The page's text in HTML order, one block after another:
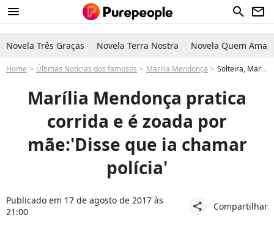
menu search newsletter
Novela Três Graças Novela Terra Nostra Novela Quem Ama
Home Últimas Notícias dos famosos Marilia Mendonça Solteira, Marília Mendonça corre e brinca sobre a mãe: 'Disse que ia chamar polícia'
Marília Mendonça pratica
corrida e é zoada por
mãe:'Disse que ia chamar
polícia'
Publicado em 17 de agosto de 2017 às
21:00
share Compartilhar